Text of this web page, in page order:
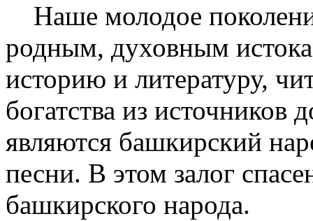
Наше молодое
родным, духовным
историю и литературу,
богатства из источников
являются башкирский
песни. В этом залог
башкирского народа.